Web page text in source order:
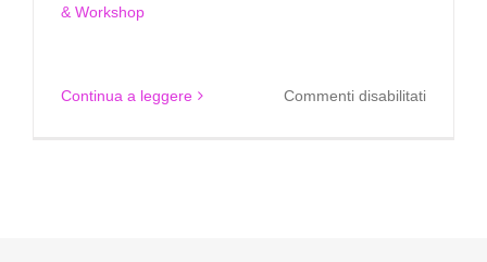
& Workshop
Continua a leggere Commenti disabilitatisu